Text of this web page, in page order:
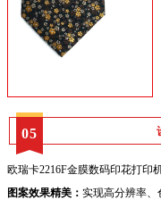
05
欧瑞卡2216F金膜数码印花打印
图案效果精美： 实现高分辨率、